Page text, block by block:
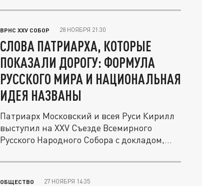
ВРНС XXV СОБОР 28 НОЯБРЯ 21:30
СЛОВА ПАТРИАРХА, КОТОРЫЕ
ПОКАЗАЛИ ДОРОГУ: ФОРМУЛА
РУССКОГО МИРА И НАЦИОНАЛЬНАЯ
ИДЕЯ НАЗВАНЫ
Патриарх Московский и всея Руси Кирилл
выступил на XXV Съезде Всемирного
Русского Народного Собора с докладом,...
ОБЩЕСТВО 27 НОЯБРЯ 14:35